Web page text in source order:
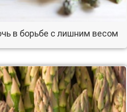
в борьбе с лишним весом